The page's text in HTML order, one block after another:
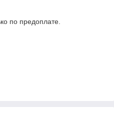
по предоплате.